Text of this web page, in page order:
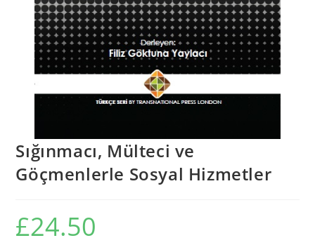
Sığınmacı, Mülteci ve
Göçmenlerle Sosyal Hizmetler
£24.50